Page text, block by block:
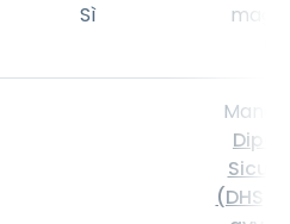
Sì
(DHS)